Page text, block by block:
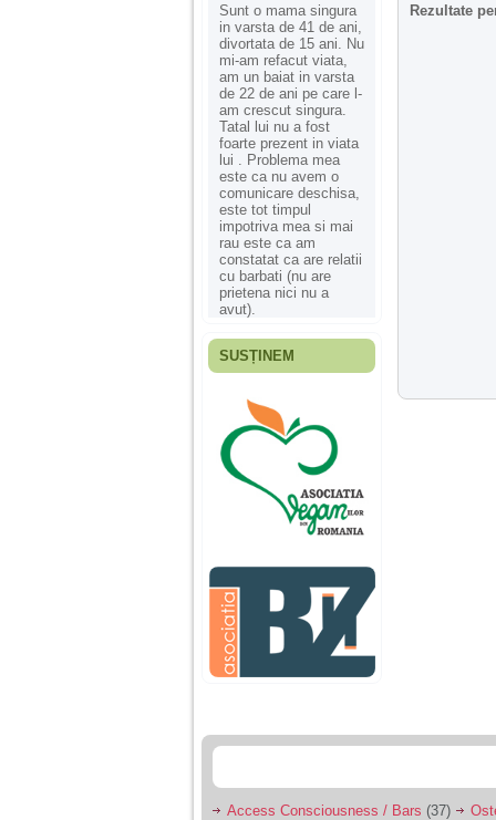
Sunt o mama singura
in varsta de 41 de ani,
divortata de 15 ani. Nu
mi-am refacut viata,
am un baiat in varsta
de 22 de ani pe care l-
am crescut singura.
Tatal lui nu a fost
foarte prezent in viata
lui . Problema mea
este ca nu avem o
comunicare deschisa,
este tot timpul
impotriva mea si mai
rau este ca am
constatat ca are relatii
cu barbati (nu are
prietena nici nu a
avut).
Fiica mea s-a nascut
ani, privind in urma
realizez cat de multe
greseli am facut in
educatia si cresterea
ei, am fost o mama
egoista, preocupata
de implinirea
profesionala, cand ea
era mica am neglijat-
agresiva, orice
greseala era taxata cu
o palma sau pedepse.
De 4 ani am o relatie
serioasa cu un barbat
sa se manifeste o
SUSȚINEM
Rezultate
Access Consciousness / Bars (37)